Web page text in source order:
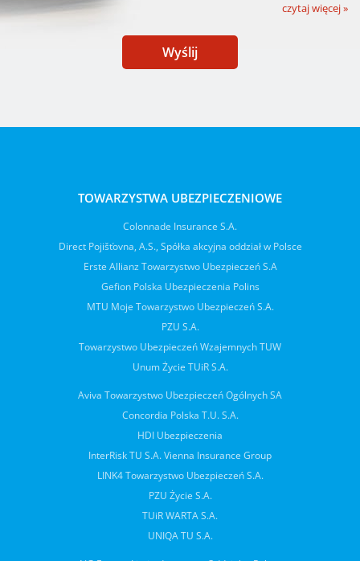
czytaj więcej »
Wyślij
TOWARZYSTWA UBEZPIECZENIOWE
Colonnade Insurance S.A.
Direct Pojišťovna, A.S., Spółka akcyjna oddział w Polsce
Erste Allianz Towarzystwo Ubezpieczeń S.A
Gefion Polska Ubezpieczenia Polins
MTU Moje Towarzystwo Ubezpieczeń S.A.
PZU S.A.
Towarzystwo Ubezpieczeń Wzajemnych TUW
Unum Życie TUiR S.A.
Aviva Towarzystwo Ubezpieczeń Ogólnych SA
Concordia Polska T.U. S.A.
HDI Ubezpieczenia
InterRisk TU S.A. Vienna Insurance Group
LINK4 Towarzystwo Ubezpieczeń S.A.
PZU Życie S.A.
TUiR WARTA S.A.
UNIQA TU S.A.